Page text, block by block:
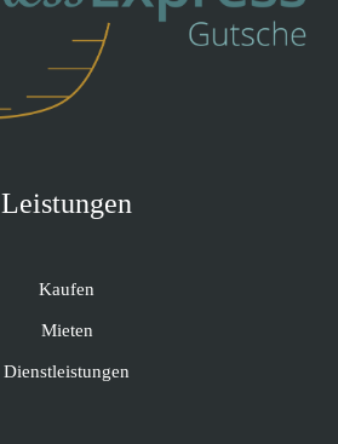
Leistungen
Kaufen
Mieten
Dienstleistungen